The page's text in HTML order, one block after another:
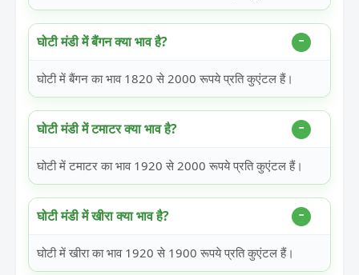
घोटी मंडी में बैंगन क्या भाव है?
घोटी में बैंगन का भाव 1820 से 2000 रूपये प्रति कुएंटल हैं।
घोटी मंडी में टमाटर क्या भाव है?
घोटी में टमाटर का भाव 1920 से 2000 रूपये प्रति कुएंटल हैं।
घोटी मंडी में खीरा क्या भाव है?
घोटी में खीरा का भाव 1920 से 1900 रूपये प्रति कुएंटल हैं।